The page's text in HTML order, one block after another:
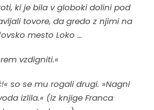
ki je bila v globoki dolini pod
tovore, da gredo z njimi na
mesto Loko …
vzdigniti.«
so se mu rogali drugi. »Nagni
izlila.« (iz knjige Franca